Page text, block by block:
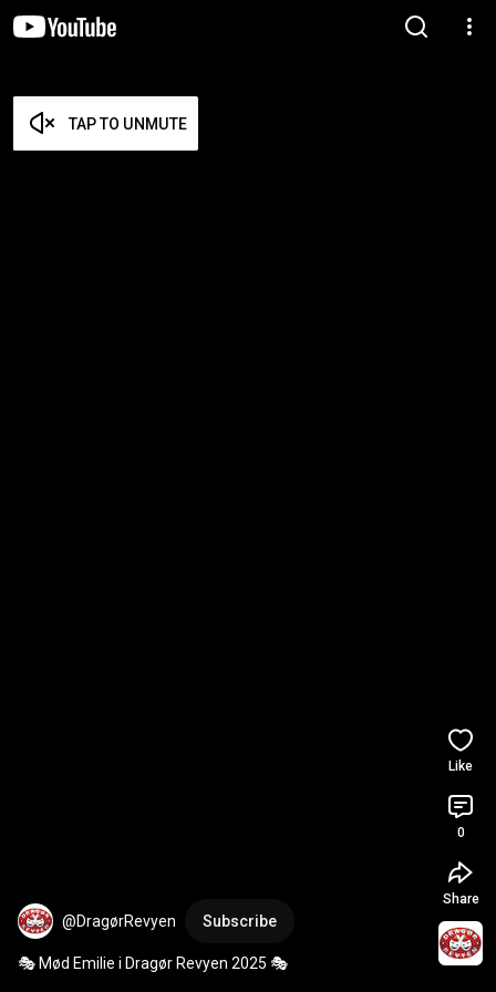
TAP TO UNMUTE
@DragørRevyen Subscribe
🎭 Mød Emilie i Dragør Revyen 2025 🎭
Like
0
Share